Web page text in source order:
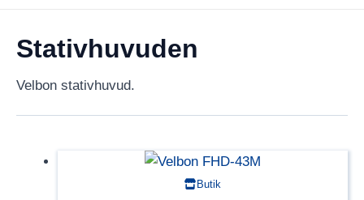
Stativhuvuden
Velbon stativhuvud.
Butik